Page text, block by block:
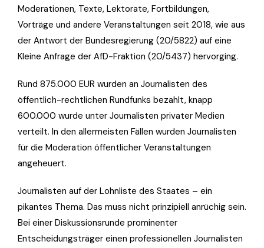
Moderationen, Texte, Lektorate, Fortbildungen,
Vorträge und andere Veranstaltungen seit 2018, wie aus
der Antwort der Bundesregierung (20/5822) auf eine
Kleine Anfrage der AfD-Fraktion (20/5437) hervorging.
Rund 875.000 EUR wurden an Journalisten des
öffentlich-rechtlichen Rundfunks bezahlt, knapp
600.000 wurde unter Journalisten privater Medien
verteilt. In den allermeisten Fällen wurden Journalisten
für die Moderation öffentlicher Veranstaltungen
angeheuert.
Journalisten auf der Lohnliste des Staates – ein
pikantes Thema. Das muss nicht prinzipiell anrüchig sein.
Bei einer Diskussionsrunde prominenter
Entscheidungsträger einen professionellen Journalisten